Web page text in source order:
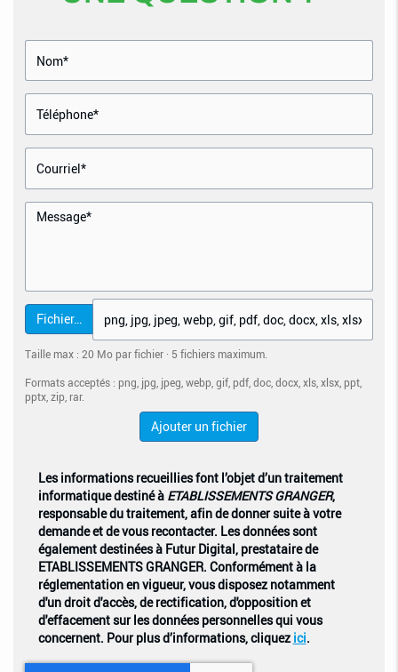
Fichier…
Taille max : 20 Mo par fichier · 5 fichiers maximum.
Formats acceptés : png, jpg, jpeg, webp, gif, pdf, doc, docx, xls, xlsx, ppt,
pptx, zip, rar.
Ajouter un fichier
Les informations recueillies font l’objet d’un traitement
informatique destiné àETABLISSEMENTS GRANGER,
responsable du traitement, afin de donner suite à votre
demande et de vous recontacter. Les données sont
également destinées à Futur Digital, prestataire de
ETABLISSEMENTS GRANGER. Conformément à la
réglementation en vigueur, vous disposez notamment
d'un droit d'accès, de rectification, d'opposition et
d'effacement sur les données personnelles qui vous
concernent. Pour plus d’informations, cliquez ici.